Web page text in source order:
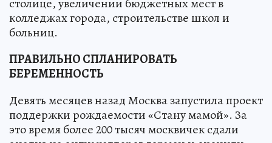
колледжах города, строительстве школ и
больниц.
ПРАВИЛЬНО СПЛАНИРОВАТЬ
БЕРЕМЕННОСТЬ
Девять месяцев назад Москва запустила проект
поддержки рождаемости «Стану мамой». За
это время более 200 тысяч москвичек сдали